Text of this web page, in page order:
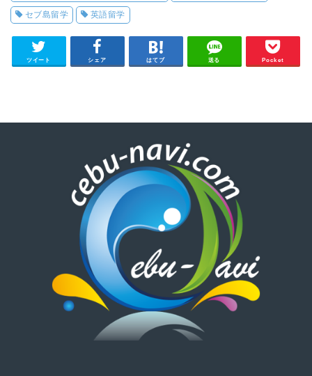
セブ島留学 英語留学
ツイート シェア はてブ 送る Pocket